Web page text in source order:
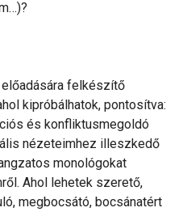
felkészítő
kipróbálhatok, pontosítva:
és konfliktusmegoldó
nézeteimhez illeszkedő
monológokat
Ahol lehetek szerető,
megbocsátó, bocsánatért